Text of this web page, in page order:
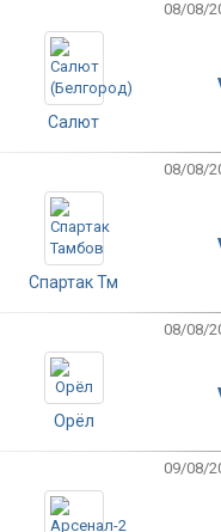
08/08/
Салют
08/08/
Спартак Тм
08/08/
Орёл
09/08/